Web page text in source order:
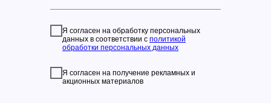
Я согласен на обработку персональных
данных в соответствии c политикой
обработки персональных данных
Я согласен на получение рекламных и
акционных материалов